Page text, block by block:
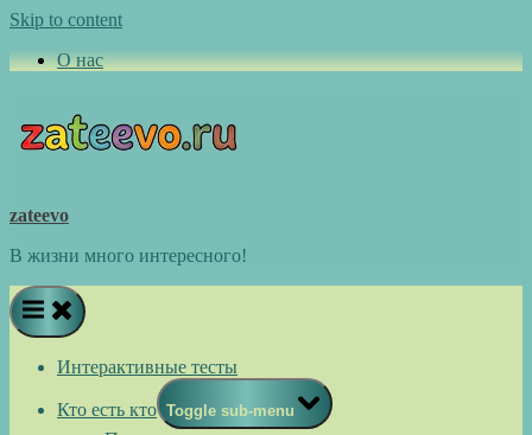
Skip to content
О нас
zateevo
В жизни много интересного!
Интерактивные тесты
Кто есть кто Toggle sub-menu